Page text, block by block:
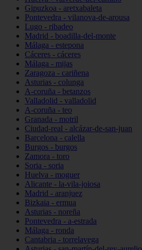
Gipuzkoa - aretxabaleta
Pontevedra - vilanova-de-arousa
Lugo - ribadeo
Madrid - boadilla-del-monte
Málaga - estepona
Cáceres - cáceres
Málaga - mijas
Zaragoza - cariñena
Asturias - colunga
A-coruña - betanzos
Valladolid - valladolid
A-coruña - teo
Granada - motril
Ciudad-real - alcázar-de-san-juan
Barcelona - calella
Burgos - burgos
Zamora - toro
Soria - soria
Huelva - moguer
Alicante - la-vila-joiosa
Madrid - aranjuez
Bizkaia - ermua
Asturias - noreña
Pontevedra - a-estrada
Málaga - ronda
Cantabria - torrelavega